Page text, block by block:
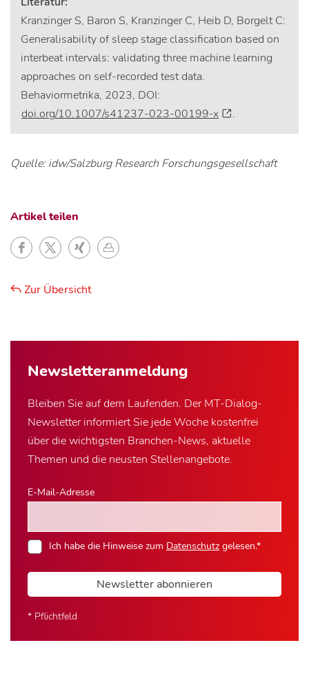
Newsletter­anmeldung
Bleiben Sie auf dem Laufenden. Der MT-Dialog-
Newsletter informiert Sie jede Woche kostenfrei
über die wichtigsten Branchen-News, aktuelle
Themen und die neusten Stellenangebote.
E-Mail-Adresse
Ich habe die Hinweise zum Datenschutzgelesen.*
Newsletter abonnieren
* Pflichtfeld
Kranzinger S, Baron S, Kranzinger C, Heib D, Borgelt C:
Generalisability of sleep stage classification based on
interbeat intervals: validating three machine learning
approaches on self-recorded test data.
Behaviormetrika, 2023, DOI:
doi.org/10.1007/s41237-023-00199-x
.
Quelle: idw/Salzburg Research Forschungsgesellschaft
Artikel teilen
Zur Übersicht